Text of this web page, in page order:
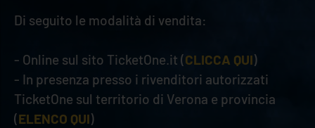
Di seguito le modalità di vendita:
- Online sul sito TicketOne.it (CLICCA QUI)
- In presenza presso i rivenditori autorizzati
TicketOne sul territorio di Verona e provincia
(ELENCO QUI)